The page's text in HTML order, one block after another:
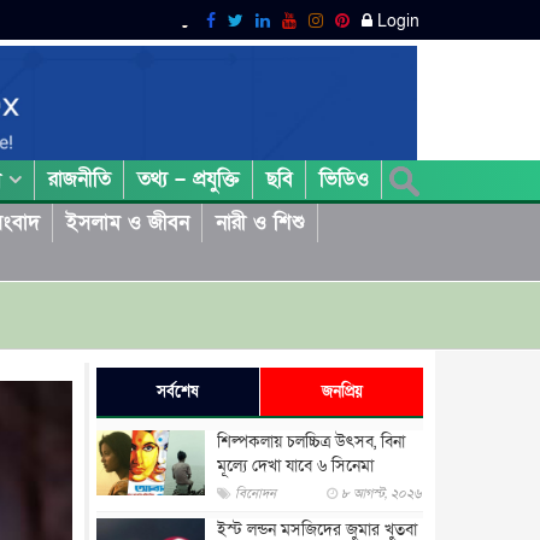
Login
রাজনীতি তথ্য – প্রযুক্তি ছবি
ভিডিও
ইসলাম ও জীবন
নারী ও শিশু
সর্বশেষ জনপ্রিয়
শিল্পকলায় চলচ্চিত্র উৎসব, বিনা
মূল্যে দেখা যাবে ৬ সিনেমা
বিনোদন ৮ আগস্ট, ২০২৬
ইস্ট লন্ডন মসজিদের জুমার খুতবা